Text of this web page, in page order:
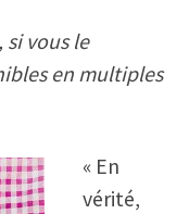
vous le
en multiples
« En
vérité,